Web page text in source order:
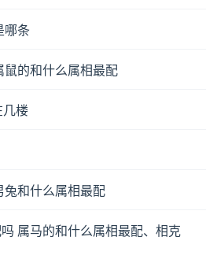
哪条
的和什么属相最配
楼
兔和什么属相最配
属马的和什么属相最配、相克